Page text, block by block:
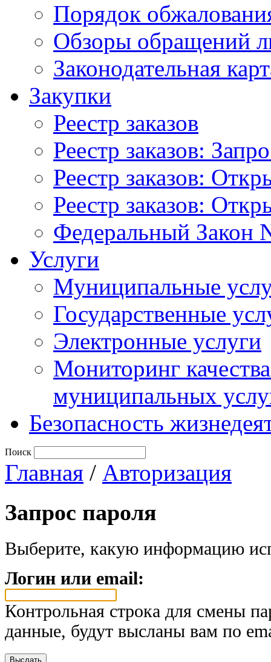
Порядок
Обзоры обращений
Законодательная
Закупки
Реестр заказов
Реестр заказов:
Реестр заказов:
Реестр заказов:
Федеральный Закон
Услуги
Муниципальные
Государственные
Электронные услуги
Мониторинг
муниципальных
Безопасность
Поиск
Главная / Авторизация
Запрос пароля
Выберите, какую информацию
Логин или email:
Контрольная строка для смены
данные, будут высланы вам по